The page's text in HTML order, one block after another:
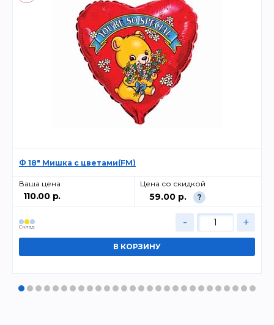
Ф 18" Мишка с цветами(FM)
Ваша цена
110.00 р.
Цена со скидкой
59.00 р. ?
Cклад - +